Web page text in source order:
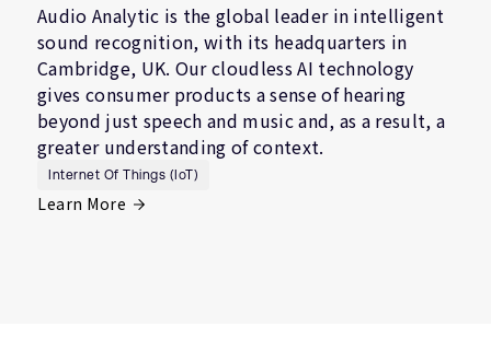
Audio Analytic is the global leader in intelligent
sound recognition, with its headquarters in
Cambridge, UK. Our cloudless AI technology
gives consumer products a sense of hearing
beyond just speech and music and, as a result, a
greater understanding of context.
Internet Of Things (IoT)
Learn More